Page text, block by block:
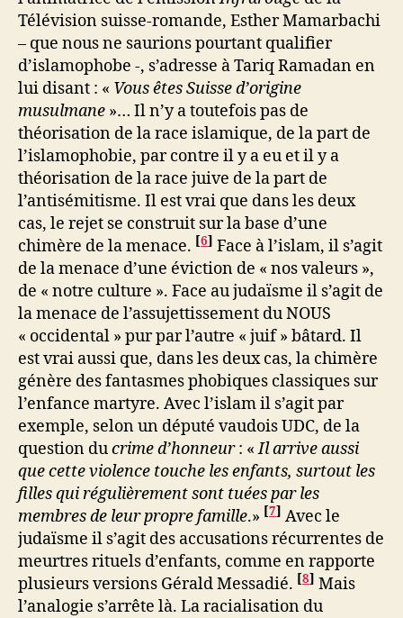
Télévision suisse-romande, Esther Mamarbachi
– que nous ne saurions pourtant qualifier
d’islamophobe -, s’adresse à Tariq Ramadan en
lui disant : « Vous êtes Suisse d’origine
musulmane »… Il n’y a toutefois pas de
théorisation de la race islamique, de la part de
l’islamophobie, par contre il y a eu et il y a
théorisation de la race juive de la part de
l’antisémitisme. Il est vrai que dans les deux
cas, le rejet se construit sur la base d’une
chimère de la menace. [6] Face à l’islam, il s’agit
de la menace d’une éviction de « nos valeurs »,
de « notre culture ». Face au judaïsme il s’agit de
la menace de l’assujettissement du NOUS
« occidental » pur par l’autre « juif » bâtard. Il
est vrai aussi que, dans les deux cas, la chimère
génère des fantasmes phobiques classiques sur
l’enfance martyre. Avec l’islam il s’agit par
exemple, selon un député vaudois UDC, de la
question ducrime d’honneur: «Il arrive aussi
que cette violence touche les enfants, surtout les
filles qui régulièrement sont tuées par les
membres de leur propre famille.» [7] Avec le
judaïsme il s’agit des accusations récurrentes de
meurtres rituels d’enfants, comme en rapporte
plusieurs versions Gérald Messadié. [8] Mais
l’analogie s’arrête là. La racialisation du